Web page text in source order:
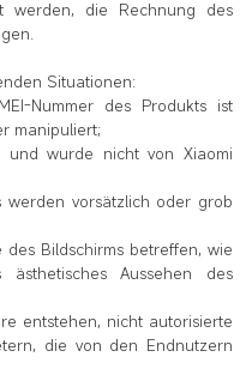
werden, die Rechnung des
Situationen:
Nummer des Produkts ist
manipuliert;
und wurde nicht von Xiaomi
werden vorsätzlich oder grob
Bildschirms betreffen, wie
Aussehen des
entstehen, nicht autorisierte
die von den Endnutzern